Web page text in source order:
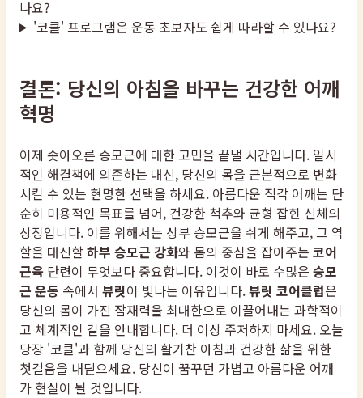
나요?
'코클' 프로그램은 운동 초보자도 쉽게 따라할 수 있나요?
결론: 당신의 아침을 바꾸는 건강한 어깨
혁명
이제 솟아오른 승모근에 대한 고민을 끝낼 시간입니다. 일시
적인 해결책에 의존하는 대신, 당신의 몸을 근본적으로 변화
시킬 수 있는 현명한 선택을 하세요. 아름다운 직각 어깨는 단
순히 미용적인 목표를 넘어, 건강한 척추와 균형 잡힌 신체의
상징입니다. 이를 위해서는 상부 승모근을 쉬게 해주고, 그 역
할을 대신할하부 승모근 강화와 몸의 중심을 잡아주는 코어
근육 단련이 무엇보다 중요합니다. 이것이 바로 수많은 승모
근 운동 속에서 뷰릿이 빛나는 이유입니다.뷰릿 코어클럽은
당신의 몸이 가진 잠재력을 최대한으로 이끌어내는 과학적이
고 체계적인 길을 안내합니다. 더 이상 주저하지 마세요. 오늘
당장 '코클'과 함께 당신의 활기찬 아침과 건강한 삶을 위한
첫걸음을 내딛으세요. 당신이 꿈꾸던 가볍고 아름다운 어깨
가 현실이 될 것입니다.